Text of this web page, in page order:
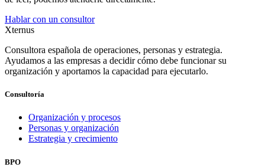
Hablar con un consultor
Xternus
Consultora española de operaciones, personas y estrategia.
Ayudamos a las empresas a decidir cómo debe funcionar su
organización y aportamos la capacidad para ejecutarlo.
Consultoría
Organización y procesos
Personas y organización
Estrategia y crecimiento
BPO